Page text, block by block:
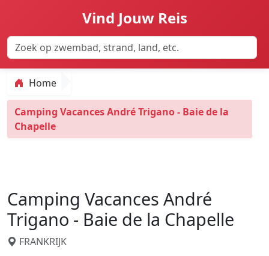
Vind Jouw Reis
Home
Camping Vacances André Trigano - Baie de la
Chapelle
Camping Vacances André
Trigano - Baie de la Chapelle
FRANKRIJK